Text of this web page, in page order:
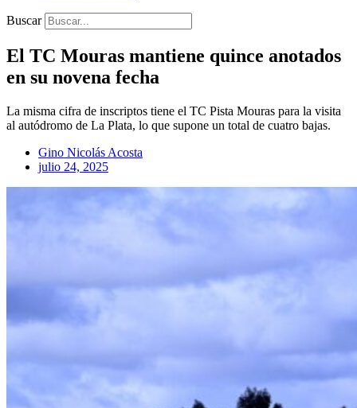
Buscar
El TC Mouras mantiene quince anotados
en su novena fecha
La misma cifra de inscriptos tiene el TC Pista Mouras para la visita
al autódromo de La Plata, lo que supone un total de cuatro bajas.
Gino Nicolás Acosta
julio 24, 2025